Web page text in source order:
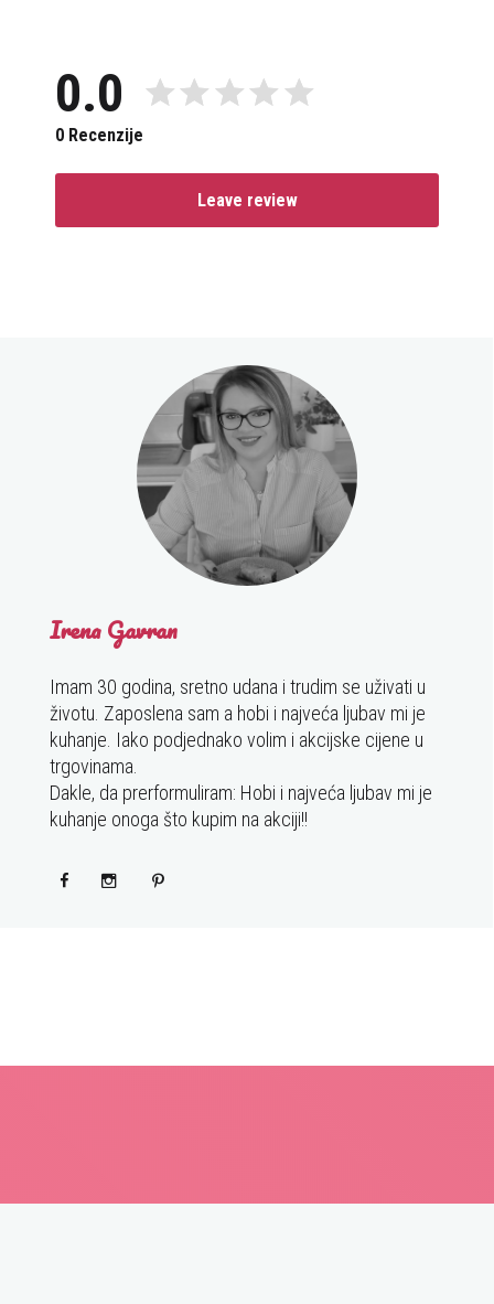
0.0
0 Recenzije
Leave review
Irena Gavran
Imam 30 godina, sretno udana i trudim se uživati u
životu. Zaposlena sam a hobi i najveća ljubav mi je
kuhanje. Iako podjednako volim i akcijske cijene u
trgovinama.
Dakle, da prerformuliram: Hobi i najveća ljubav mi je
kuhanje onoga što kupim na akciji!!